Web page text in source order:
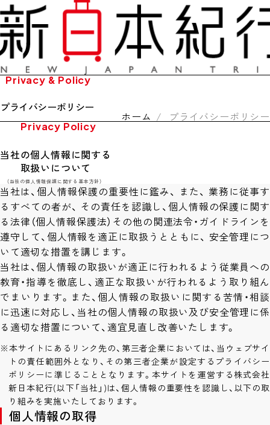
Privacy & Policy
プライバシーポリシー
ホーム プライバシーポリシー
Privacy Policy
当社の個人情報に関する
取扱いについて
（当社の個人情報保護に関する基本方針）
当社は、個人情報保護の重要性に鑑み、 また、 業務に従事す
るすべての者が、 その責任を認識し、個人情報の保護に関す
る法律（個人情報保護法）その他の関連法令・ガイドラインを
遵守して、個人情報を適正に取扱うとともに、 安全管理につ
いて適切な措置を講じます。
当社は、個人情報の取扱いが適正に行われるよう従業員への
教育・指導を徹底し、適正な取扱いが行われるよう取り組ん
でまいります。また、個人情報の取扱いに関する苦情・相談
に迅速に対応し、当社の個人情報の取扱い及び安全管理に係
る適切な措置について、適宜見直し改善いたします。
※本サイトにあるリンク先の、第三者企業においては、当ウェブサイ
トの責任範囲外となり、その第三者企業が設定するプライバシー
ポリシーに準じることとなります。本サイトを運営する株式会社
新日本紀行(以下「当社」)は、個人情報の重要性を認識し、以下の取
り組みを実施いたしております。
個人情報の取得